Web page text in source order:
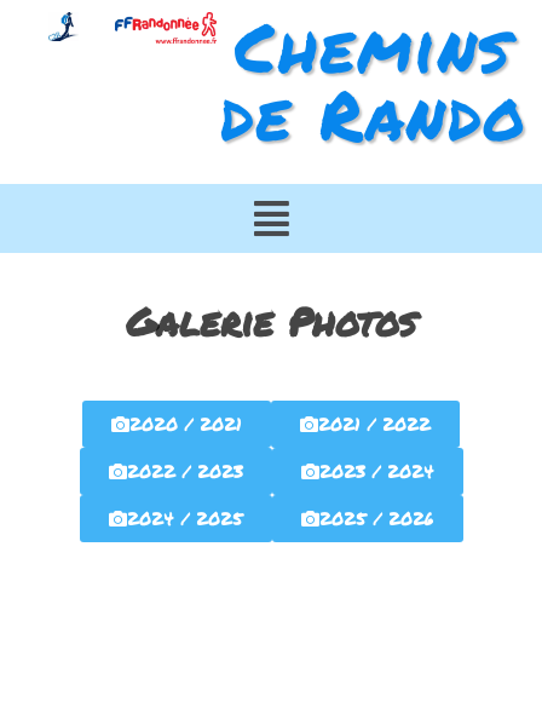
Chemins
de Rando
Galerie Photos
2020 / 2021
2021 / 2022
2022 / 2023
2023 / 2024
2024 / 2025
2025 / 2026